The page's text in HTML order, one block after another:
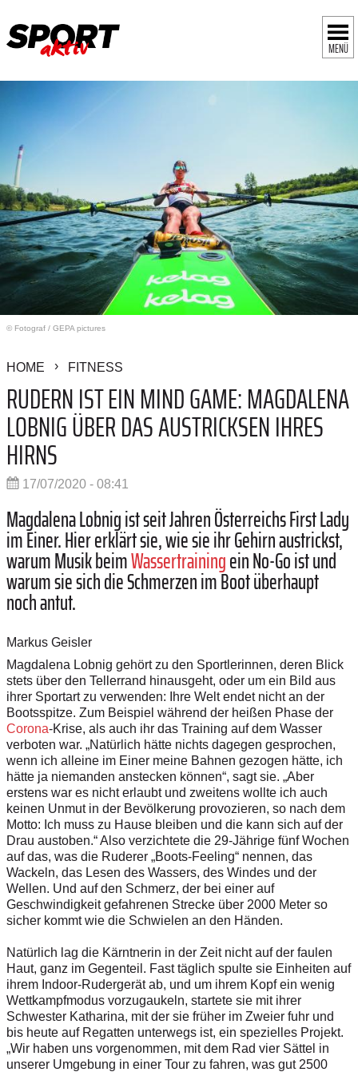
MENÜ
© Fotograf / GEPA pictures
HOME FITNESS
RUDERN IST EIN MIND GAME: MAGDALENA
LOBNIG ÜBER DAS AUSTRICKSEN IHRES
HIRNS
17/07/2020 - 08:41
Magdalena Lobnig ist seit Jahren Österreichs First Lady
im Einer. Hier erklärt sie, wie sie ihr Gehirn austrickst,
warum Musik beimWassertrainingein No-Go ist und
warum sie sich die Schmerzen im Boot überhaupt
noch antut.
Markus Geisler
Magdalena Lobnig gehört zu den Sportlerinnen, deren Blick
stets über den Tellerrand hinausgeht, oder um ein Bild aus
ihrer Sportart zu verwenden: Ihre Welt endet nicht an der
Bootsspitze. Zum Beispiel während der heißen Phase der
Corona-Krise, als auch ihr das Training auf dem Wasser
verboten war. „Natürlich hätte nichts dagegen gesprochen,
wenn ich alleine im Einer meine Bahnen gezogen hätte, ich
hätte ja niemanden anstecken können“, sagt sie. „Aber
erstens war es nicht erlaubt und zweitens wollte ich auch
keinen Unmut in der Bevölkerung provozieren, so nach dem
Motto: Ich muss zu Hause bleiben und die kann sich auf der
Drau austoben.“ Also verzichtete die 29-Jährige fünf Wochen
auf das, was die Ruderer „Boots-Feeling“ nennen, das
Wackeln, das Lesen des Wassers, des Windes und der
Wellen. Und auf den Schmerz, der bei einer auf
Geschwindigkeit gefahrenen Strecke über 2000 Meter so
sicher kommt wie die Schwielen an den Händen.
Natürlich lag die Kärntnerin in der Zeit nicht auf der faulen
Haut, ganz im Gegenteil. Fast täglich spulte sie Einheiten auf
ihrem Indoor-Rudergerät ab, und um ihrem Kopf ein wenig
Wettkampfmodus vorzugaukeln, startete sie mit ihrer
Schwester Katharina, mit der sie früher im Zweier fuhr und
bis heute auf Regatten unterwegs ist, ein spezielles Projekt.
„Wir haben uns vorgenommen, mit dem Rad vier Sättel in
unserer Umgebung in einer Tour zu fahren, was gut 2500